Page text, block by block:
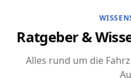
Ratgeber &
Alles rund um die